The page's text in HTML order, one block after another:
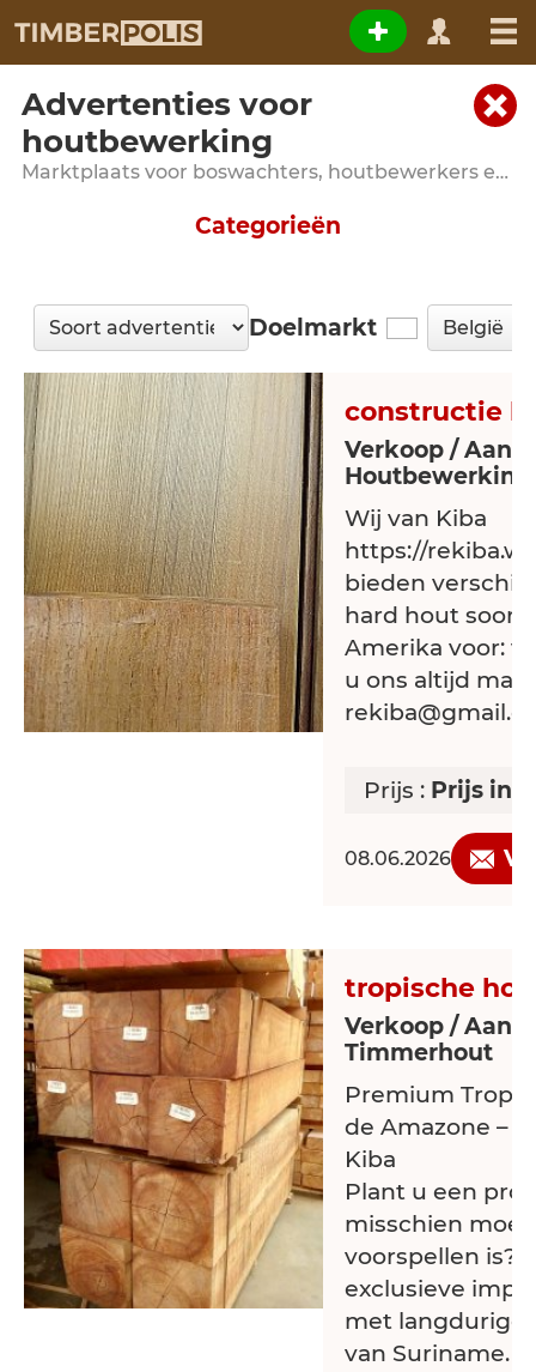
Advertenties voor
houtbewerking
Marktplaats voor boswachters, houtbewerkers en meubelmakers
Categorieën
Doelmarkt
constructie
Verkoop /
Wij van Kiba
https://
bieden
hard hout
Amerika voor:
u ons altijd
Prijs : Prijs in
08.06.2026
tropische
Verkoop /
Timmerhout
Premium
de Amazone –
Kiba
Plant u een
misschien
voorspellen is?
exclusieve
met langdurige
van Suriname.